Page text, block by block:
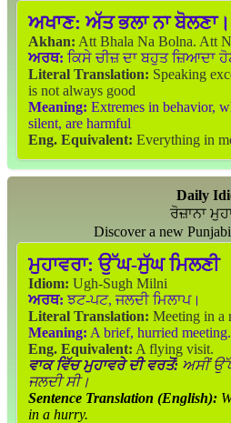
ਅਖਾਣ: ਅੱਤ ਭਲਾ ਨਾ
Akhan: Att Bhala Na Bolna. Att
ਅਰਥ: ਕਿਸੇ ਚੀਜ਼ ਦਾ ਬਹੁਤ ਜ਼ਿਆਦਾ
Literal Translation: Speaking
is not always good
Meaning: Extremes in behavior,
silent, are harmful
Eng. Equivalent: Everything in
Daily
ਰੋਜ਼ਾਨਾ
Discover a new
ਮੁਹਾਵਰਾ: ਉੱਘ-ਸੁੱਘ ਮਿਲਣੀ
Idiom: Ugh-Sugh Milni
ਅਰਥ: ਝਟ-ਪਟ, ਜਲਦੀ ਮਿਲਾਪ।
Literal Translation: Meeting in a
Meaning: A brief, hurried meeting.
Eng. Equivalent: A flying visit.
ਵਾਕ ਵਿੱਚ ਮੁਹਾਵਰੇ ਦੀ ਵਰਤੋਂ: ਅਸੀਂ
ਜਲਦੀ ਸੀ।
Sentence Translation (English):
in a hurry.